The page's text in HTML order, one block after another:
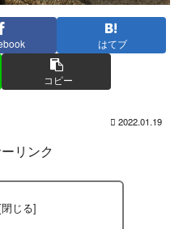
はてブ
コピー
2022.01.19
リンク